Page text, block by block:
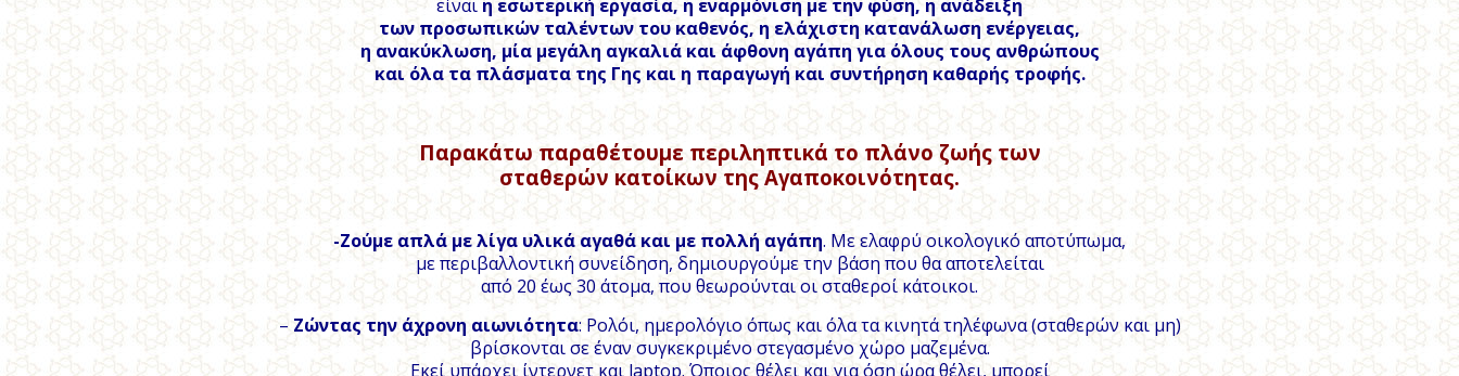
είναι η εσωτερική εργασία, η εναρμόνιση με την φύση, η ανάδειξη
των προσωπικών ταλέντων του καθενός, η ελάχιστη κατανάλωση ενέργειας,
η ανακύκλωση, μία μεγάλη αγκαλιά και άφθονη αγάπη για όλους τους ανθρώπους
και όλα τα πλάσματα της Γης και η παραγωγή και συντήρηση καθαρής τροφής.
Παρακάτω παραθέτουμε περιληπτικά το πλάνο ζωής των
σταθερών κατοίκων της Αγαποκοινότητας.
-Ζούμε απλά με λίγα υλικά αγαθά και με πολλή αγάπη. Με ελαφρύ οικολογικό αποτύπωμα,
με περιβαλλοντική συνείδηση, δημιουργούμε την βάση που θα αποτελείται
από 20 έως 30 άτομα, που θεωρούνται οι σταθεροί κάτοικοι.
– Ζώντας την άχρονη αιωνιότητα: Ρολόι, ημερολόγιο όπως και όλα τα κινητά τηλέφωνα (σταθερών και μη)
βρίσκονται σε έναν συγκεκριμένο στεγασμένο χώρο μαζεμένα.
Εκεί υπάρχει ίντερνετ και laptop. Όποιος θέλει και για όση ώρα θέλει, μπορεί